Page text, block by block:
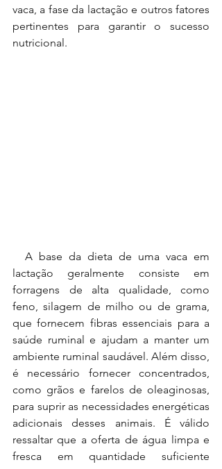
vaca, a fase da lactação e outros fatores
pertinentes para garantir o sucesso
nutricional.
A base da dieta de uma vaca em
lactação geralmente consiste em
forragens
de alta qualidade, como
feno, silagem de milho ou de grama,
que fornecem fibras essenciais para a
saúde ruminal e ajudam a manter um
ambiente ruminal saudável. Além disso,
é necessário fornecer concentrados,
como grãos e farelos de oleaginosas,
para suprir as necessidades energéticas
adicionais desses animais. É
válido
ressaltar que a oferta de água limpa e
fresca em quantidade suficiente